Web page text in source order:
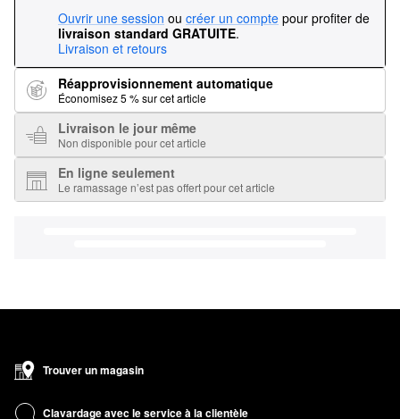
Ouvrir une session ou créer un compte pour profiter de
livraison standard GRATUITE.
Livraison et retours
Réapprovisionnement automatique
Économisez 5 % sur cet article
Livraison le jour même
Non disponible pour cet article
En ligne seulement
Le ramassage n’est pas offert pour cet article
Trouver un magasin
Clavardage avec le service à la clientèle